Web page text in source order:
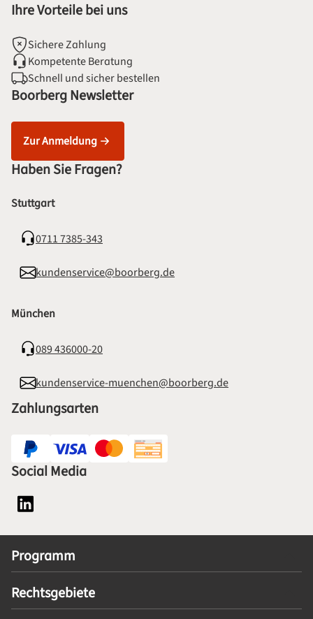
Ihre Vorteile bei uns
Sichere Zahlung
Kompetente Beratung
Schnell und sicher bestellen
Boorberg Newsletter
Zur Anmeldung
Haben Sie Fragen?
Stuttgart
0711 7385-343
kundenservice@boorberg.de
München
089 436000-20
kundenservice-muenchen@boorberg.de
Zahlungsarten
Social Media
Social Media Plattform LinkedIn
Programm
Rechtsgebiete